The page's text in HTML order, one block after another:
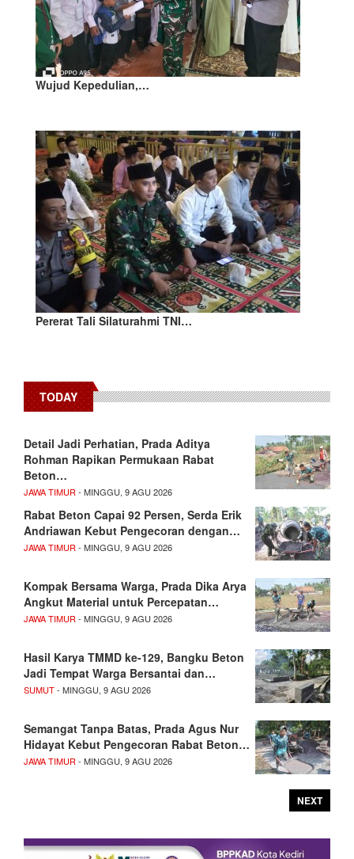
Wujud Kepedulian,…
Pererat Tali Silaturahmi TNI…
TODAY
Detail Jadi Perhatian, Prada Aditya
Rohman Rapikan Permukaan Rabat
Beton…
JAWA TIMUR- MINGGU, 9 AGU 2026
Rabat Beton Capai 92 Persen, Serda Erik
Andriawan Kebut Pengecoran dengan…
JAWA TIMUR- MINGGU, 9 AGU 2026
Kompak Bersama Warga, Prada Dika Arya
Angkut Material untuk Percepatan…
JAWA TIMUR- MINGGU, 9 AGU 2026
Hasil Karya TMMD ke-129, Bangku Beton
Jadi Tempat Warga Bersantai dan…
SUMUT- MINGGU, 9 AGU 2026
Semangat Tanpa Batas, Prada Agus Nur
Hidayat Kebut Pengecoran Rabat Beton…
JAWA TIMUR- MINGGU, 9 AGU 2026
NEXT